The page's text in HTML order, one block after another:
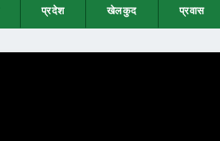
प्रदेश खेलकुद प्रवास